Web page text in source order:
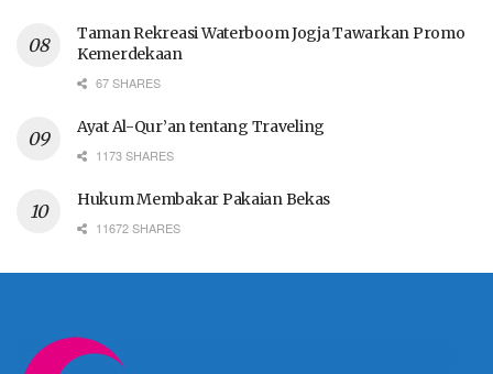
Taman Rekreasi Waterboom Jogja Tawarkan Promo
Kemerdekaan
67 SHARES
Ayat Al-Qur’an tentang Traveling
1173 SHARES
Hukum Membakar Pakaian Bekas
11672 SHARES